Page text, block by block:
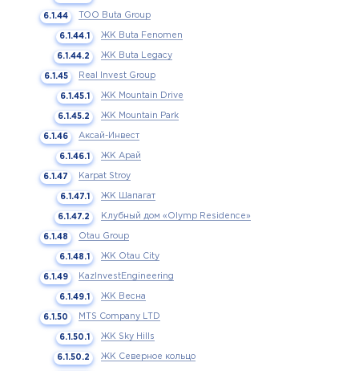
ТОО Buta Group
ЖК Buta Fenomen
ЖК Buta Legacy
Real Invest Group
ЖК Mountain Drive
ЖК Mountain Park
Аксай-Инвест
ЖК Арай
Karpat Stroy
ЖК Шапагат
Клубный дом «Olymp Residence»
Otau Group
ЖК Otau City
KazInvestEngineering
ЖК Весна
MTS Company LTD
ЖК Sky Hills
ЖК Северное кольцо